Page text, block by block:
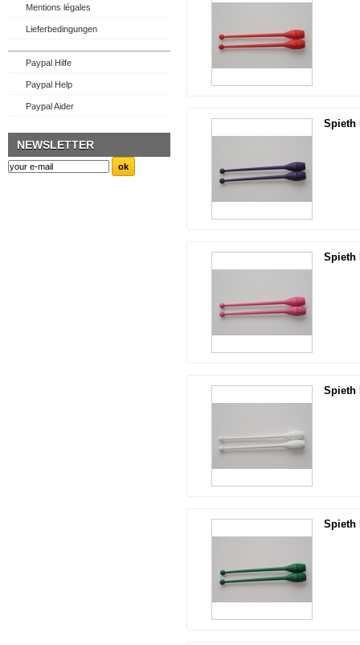
Mentions légales
Lieferbedingungen
Paypal Hilfe
Paypal Help
Paypal Aider
NEWSLETTER
Spieth
Spieth
Spieth
Spieth